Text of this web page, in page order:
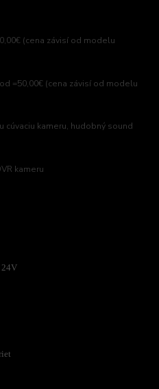
(cena závisí od modelu
=50,00€ (cena závisí od modelu
cúvaciu kameru, hudobný sound
kameru
24V